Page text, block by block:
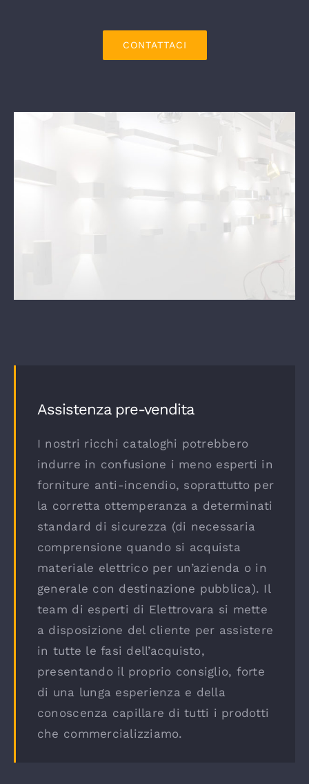
CONTATTACI
Assistenza pre-vendita
I nostri ricchi cataloghi potrebbero
indurre in confusione i meno esperti in
forniture anti-incendio, soprattutto per
la corretta ottemperanza a determinati
standard di sicurezza (di necessaria
comprensione quando si acquista
materiale elettrico per un’azienda o in
generale con destinazione pubblica). Il
team di esperti di Elettrovara si mette
a disposizione del cliente per assistere
in tutte le fasi dell’acquisto,
presentando il proprio consiglio, forte
di una lunga esperienza e della
conoscenza capillare di tutti i prodotti
che commercializziamo.